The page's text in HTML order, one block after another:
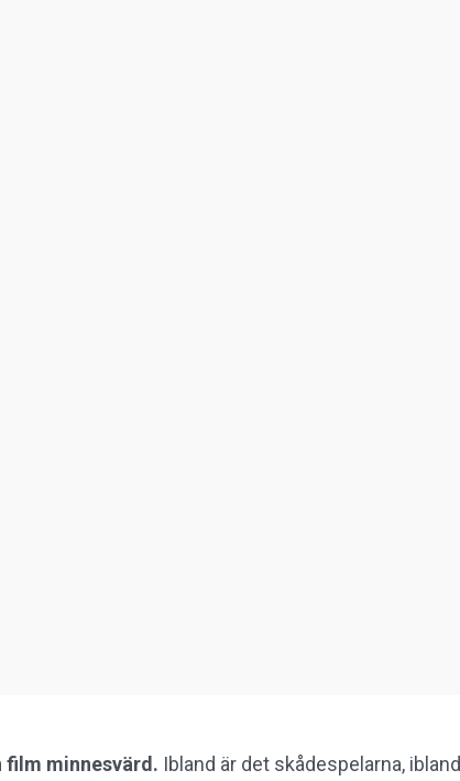
film minnesvärd. Ibland är det skådespelarna, ibland